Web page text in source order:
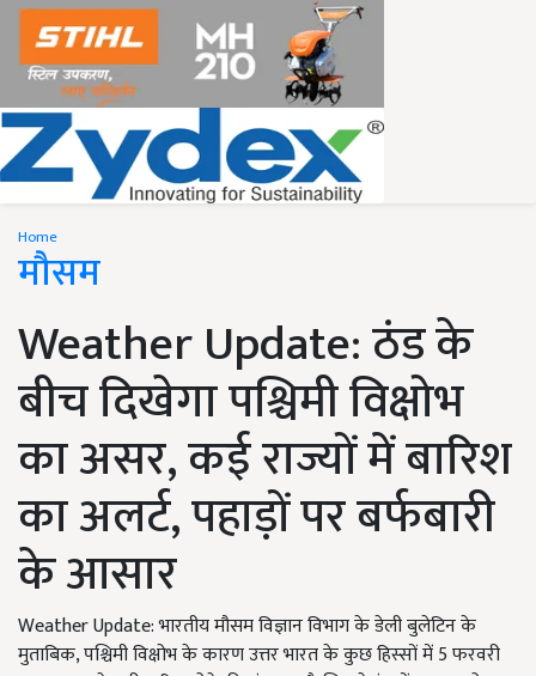
Home
मौसम
Weather Update: ठंड के
बीच दिखेगा पश्चिमी विक्षोभ
का असर, कई राज्यों में बारिश
का अलर्ट, पहाड़ों पर बर्फबारी
के आसार
Weather Update: भारतीय मौसम विज्ञान विभाग के डेली बुलेटिन के
मुताबिक, पश्चिमी विक्षोभ के कारण उत्तर भारत के कुछ हिस्सों में 5 फरवरी